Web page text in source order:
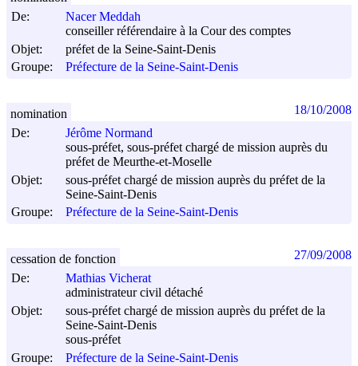
De:
Nacer Meddah
conseiller référendaire à la Cour des comptes
Objet:
préfet de la Seine-Saint-Denis
Groupe:
Préfecture de la Seine-Saint-Denis
De:
Jérôme Normand
sous-préfet, sous-préfet chargé de mission auprès du
préfet de Meurthe-et-Moselle
Objet:
sous-préfet chargé de mission auprès du préfet de la
Seine-Saint-Denis
Groupe:
Préfecture de la Seine-Saint-Denis
nomination 18/10/2008
De:
Mathias Vicherat
administrateur civil détaché
Objet:
sous-préfet chargé de mission auprès du préfet de la
Seine-Saint-Denis
sous-préfet
Groupe:
Préfecture de la Seine-Saint-Denis
cessation de fonction 27/09/2008